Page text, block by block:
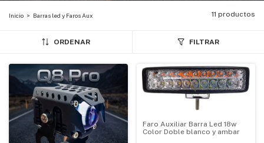
Inicio > Barras led y Faros Aux 11 productos
ORDENAR FILTRAR
Faro Auxiliar Barra Led 18w
Color Doble blanco y ambar